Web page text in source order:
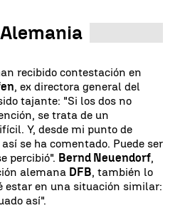
recibido contestación en
, ex directora general del
tajante: "Si los dos no
se trata de un
Y, desde mi punto de
se ha comentado. Puede ser
percibió". Bernd Neuendorf,
alemana DFB, también lo
estar en una situación similar:
así".